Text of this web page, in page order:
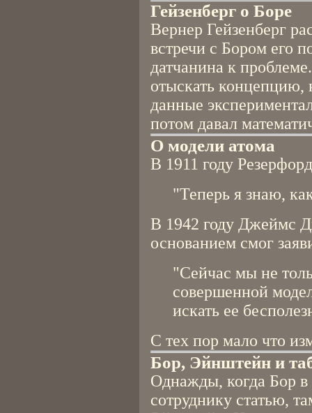
Гейзенберг о Боре
Вернер Гейзенберг
встречи с Бором его
датчанина к
отыскать концепцию,
данные
потом давал
О модели атома
В 1911 году
"Теперь я знаю,
В 1942 году Джеймс
основанием смог
"Сейчас мы не
совершенной
искать ее
С тех пор мало что
Бор, Эйнштейн и
Однажды, когда Бор в
сотруднику статью,